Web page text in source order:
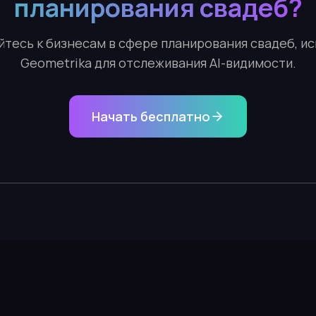
планирования свадеб?
к бизнесам в сфере планирования свадеб,
Geometrika для отслеживания AI-видимости.
Начать бесплатно